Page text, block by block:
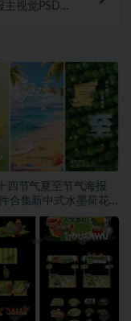
主视觉PSD
四节气夏至节气海报
合集新中式水墨荷花
朋友圈宣传模板素材